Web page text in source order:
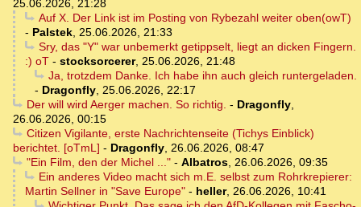
25.06.2026, 21:28
Auf X. Der Link ist im Posting von Rybezahl weiter oben(owT)
- Palstek, 25.06.2026, 21:33
Sry, das "Y" war unbemerkt getippselt, liegt an dicken Fingern.
:) oT - stocksorcerer, 25.06.2026, 21:48
Ja, trotzdem Danke. Ich habe ihn auch gleich runtergeladen.
- Dragonfly, 25.06.2026, 22:17
Der will wird Aerger machen. So richtig. - Dragonfly,
26.06.2026, 00:15
Citizen Vigilante, erste Nachrichtenseite (Tichys Einblick)
berichtet. [oTmL] - Dragonfly, 26.06.2026, 08:47
"Ein Film, den der Michel ..."- Albatros, 26.06.2026, 09:35
Ein anderes Video macht sich m.E. selbst zum Rohrkrepierer:
Martin Sellner in "Save Europe" - heller, 26.06.2026, 10:41